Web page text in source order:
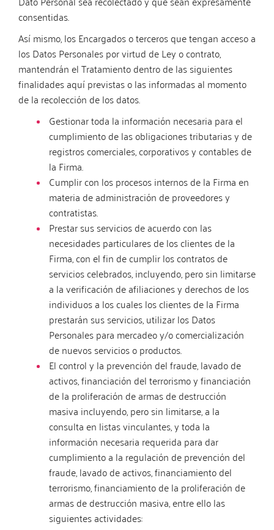
consentidas.
Así mismo, los Encargados o terceros que tengan acceso a
los Datos Personales por virtud de Ley o contrato,
mantendrán el Tratamiento dentro de las siguientes
finalidades aquí previstas o las informadas al momento
de la recolección de los datos.
Gestionar toda la información necesaria para el
cumplimiento de las obligaciones tributarias y de
registros comerciales, corporativos y contables de
la Firma.
Cumplir con los procesos internos de la Firma en
materia de administración de proveedores y
contratistas.
Prestar sus servicios de acuerdo con las
necesidades particulares de los clientes de la
Firma, con el fin de cumplir los contratos de
servicios celebrados, incluyendo, pero sin limitarse
a la verificación de afiliaciones y derechos de los
individuos a los cuales los clientes de la Firma
prestarán sus servicios, utilizar los Datos
Personales para mercadeo y/o comercialización
de nuevos servicios o productos.
El control y la prevención del fraude, lavado de
activos, financiación del terrorismo y financiación
de la proliferación de armas de destrucción
masiva incluyendo, pero sin limitarse, a la
consulta en listas vinculantes, y toda la
información necesaria requerida para dar
cumplimiento a la regulación de prevención del
fraude, lavado de activos, financiamiento del
terrorismo, financiamiento de la proliferación de
armas de destrucción masiva, entre ello las
siguientes actividades: